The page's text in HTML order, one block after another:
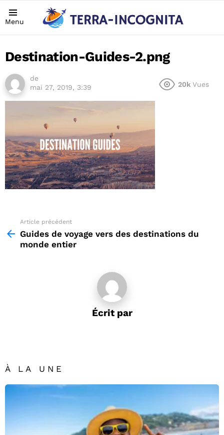
Menu
Destination-Guides-2.png
de
mai 27, 2019, 3:39
20k Vues
more
Article précédent
Guides de voyage vers des destinations du
monde entier
Écrit par
À LA UNE